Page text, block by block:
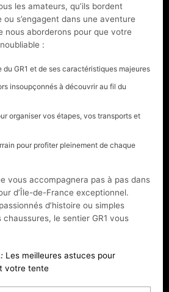
les amateurs, qu’ils bordent
s’engagent dans une aventure
nous aborderons pour que votre
:
GR1 et de ses caractéristiques majeures
insoupçonnés à découvrir au fil du
organiser vos étapes, vos transports et
pour profiter pleinement de chaque
vous accompagnera pas à pas dans
d’Île-de-France exceptionnel.
d’histoire ou simples
le sentier GR1 vous
Les meilleures astuces pour
votre tente